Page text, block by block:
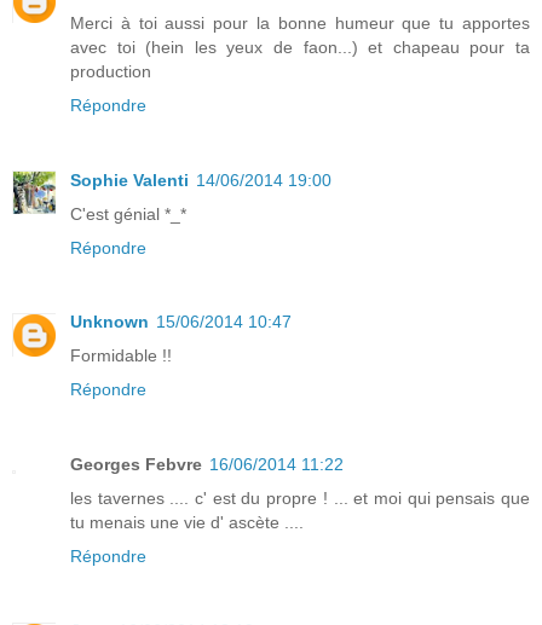
Merci à toi aussi pour la bonne humeur que tu apportes
avec toi (hein les yeux de faon...) et chapeau pour ta
production
Répondre
Sophie Valenti 14/06/2014 19:00
C'est génial *_*
Répondre
Unknown 15/06/2014 10:47
Formidable !!
Répondre
Georges Febvre 16/06/2014 11:22
les tavernes .... c' est du propre ! ... et moi qui pensais que
tu menais une vie d' ascète ....
Répondre